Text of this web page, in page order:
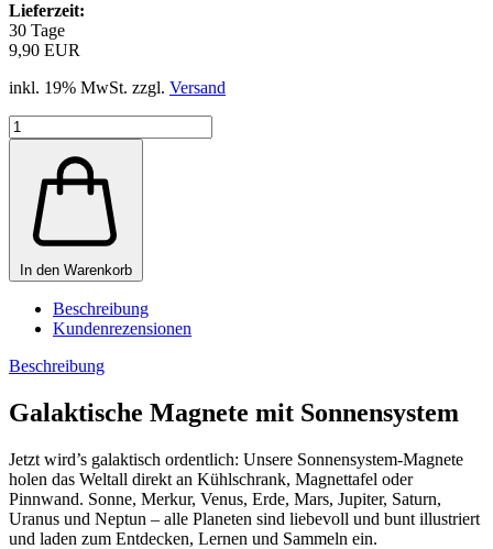
Lieferzeit:
30 Tage
9,90 EUR
inkl. 19% MwSt. zzgl. Versand
In den Warenkorb
Beschreibung
Kundenrezensionen
Beschreibung
Galaktische Magnete mit Sonnensystem
Jetzt wird’s galaktisch ordentlich: Unsere Sonnensystem-Magnete
holen das Weltall direkt an Kühlschrank, Magnettafel oder
Pinnwand. Sonne, Merkur, Venus, Erde, Mars, Jupiter, Saturn,
Uranus und Neptun – alle Planeten sind liebevoll und bunt illustriert
und laden zum Entdecken, Lernen und Sammeln ein.